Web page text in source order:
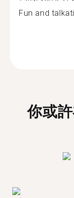
Fun and
你或